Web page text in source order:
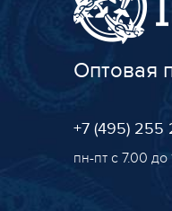
Оптовая
+7 (495) 255
пн-пт с 7.00 до